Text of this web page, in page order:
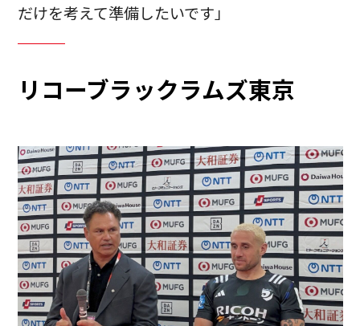
だけを考えて準備したいです」
リコーブラックラムズ東京